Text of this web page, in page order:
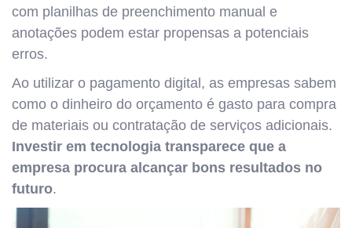
com planilhas de preenchimento manual e
anotações podem estar propensas a potenciais
erros.
Ao utilizar o pagamento digital, as empresas sabem
como o dinheiro do orçamento é gasto para compra
de materiais ou contratação de serviços adicionais.
Investir em tecnologia transparece que a
empresa procura alcançar bons resultados no
futuro.